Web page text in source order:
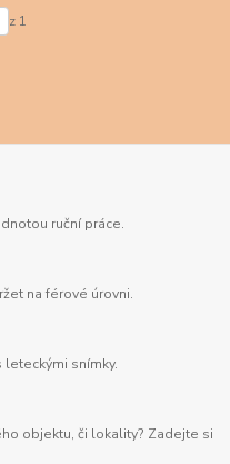
z 1
ruční práce.
na férové úrovni.
snímky.
objektu, či lokality? Zadejte si